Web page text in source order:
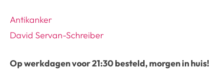
Antikanker
David Servan-Schreiber
Op werkdagen voor 21:30 besteld, morgen in huis!